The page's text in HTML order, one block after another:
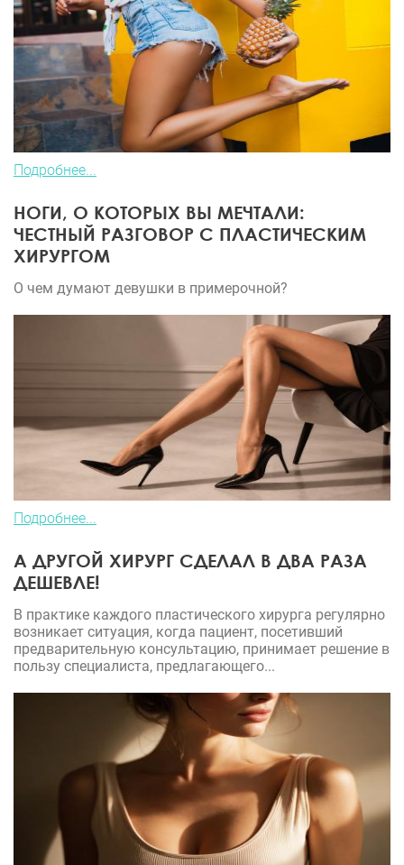
Подробнее...
НОГИ, О КОТОРЫХ ВЫ МЕЧТАЛИ:
ЧЕСТНЫЙ РАЗГОВОР С ПЛАСТИЧЕСКИМ
ХИРУРГОМ
О чем думают девушки в примерочной?
Подробнее...
А ДРУГОЙ ХИРУРГ СДЕЛАЛ В ДВА РАЗА
ДЕШЕВЛЕ!
В практике каждого пластического хирурга регулярно
возникает ситуация, когда пациент, посетивший
предварительную консультацию, принимает решение в
пользу специалиста, предлагающего...